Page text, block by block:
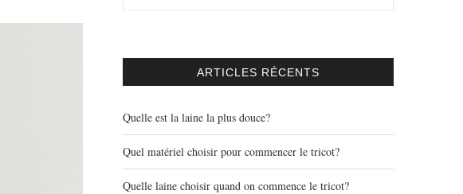
ARTICLES RÉCENTS
Quelle est la laine la plus douce?
Quel matériel choisir pour commencer le tricot?
Quelle laine choisir quand on commence le tricot?